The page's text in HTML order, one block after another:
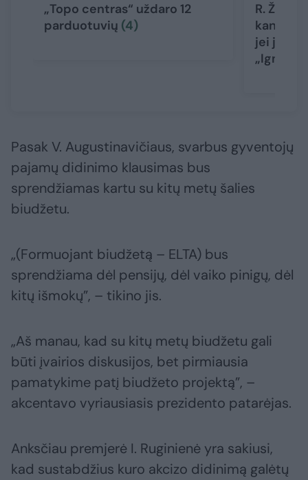
„Topo centras“ uždaro 12
parduotuvių (4)
R.
jei jis
„Ignitis
Pasak V. Augustinavičiaus, svarbus gyventojų
pajamų didinimo klausimas bus
sprendžiamas kartu su kitų metų šalies
biudžetu.
„(Formuojant biudžetą – ELTA) bus
sprendžiama dėl pensijų, dėl vaiko pinigų, dėl
kitų išmokų”, – tikino jis.
„Aš manau, kad su kitų metų biudžetu gali
būti įvairios diskusijos, bet pirmiausia
pamatykime patį biudžeto projektą”, –
akcentavo vyriausiasis prezidento patarėjas.
Anksčiau premjerė I. Ruginienė yra sakiusi,
kad sustabdžius kuro akcizo didinimą galėtų